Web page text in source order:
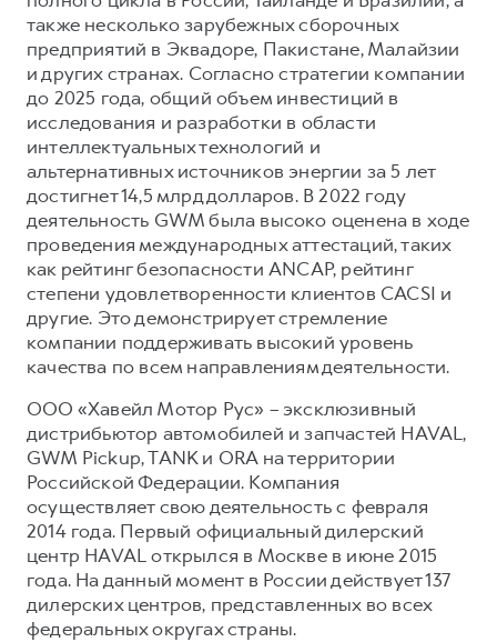
также несколько зарубежных сборочных
предприятий в Эквадоре, Пакистане, Малайзии
и других странах. Согласно стратегии компании
до 2025 года, общий объем инвестиций в
исследования и разработки в области
интеллектуальных технологий и
альтернативных источников энергии за 5 лет
достигнет 14,5 млрд долларов. В 2022 году
деятельность GWM была высоко оценена в ходе
проведения международных аттестаций, таких
как рейтинг безопасности ANCAP, рейтинг
степени удовлетворенности клиентов CACSI и
другие. Это демонстрирует стремление
компании поддерживать высокий уровень
качества по всем направлениям деятельности.
ООО «Хавейл Мотор Рус» – эксклюзивный
дистрибьютор автомобилей и запчастей HAVAL,
GWM Pickup, TANK и ORA на территории
Российской Федерации. Компания
осуществляет свою деятельность с февраля
2014 года. Первый официальный дилерский
центр HAVAL открылся в Москве в июне 2015
года. На данный момент в России действует 137
дилерских центров, представленных во всех
федеральных округах страны.